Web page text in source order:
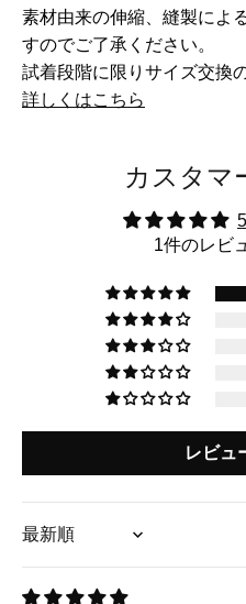
素材由来の伸縮、縫製によ
すのでご了承ください。
試着段階に限りサイズ交換
詳しくはこちら
カスタマ
1件のレビ
レビュ
Sort by